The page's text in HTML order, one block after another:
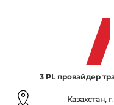
3 PL провайдер
Казахстан,